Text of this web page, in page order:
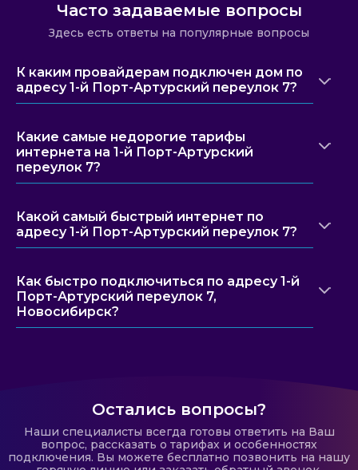
Часто задаваемые вопросы
Здесь есть ответы на популярные вопросы
К каким провайдерам подключен дом по
адресу 1-й Порт-Артурский переулок 7?
Какие самые недорогие тарифы
интернета на 1-й Порт-Артурский
переулок 7?
Какой самый быстрый интернет по
адресу 1-й Порт-Артурский переулок 7?
Как быстро подключиться по адресу 1-й
Порт-Артурский переулок 7,
Новосибирск?
Остались вопросы?
Наши специалисты всегда готовы ответить на Ваш
вопрос, рассказать о тарифах и особенностях
подключения. Вы можете бесплатно позвонить на нашу